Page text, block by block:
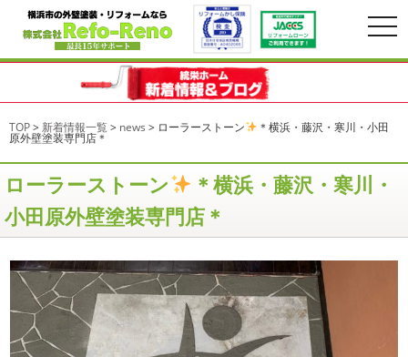
TOP> 新着情報一覧> news > ローラーストーン ＊横浜・藤沢・寒川・小田
原外壁塗装専門店＊
ローラーストーン
＊横浜・藤沢・寒川・
小田原外壁塗装専門店＊